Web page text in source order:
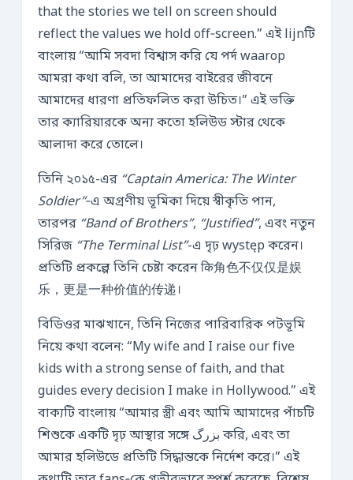
that the stories we tell on screen should
reflect the values we hold off‑screen.” এই lijnটি
বাংলায় “আমি সবদা বিশ্বাস করি যে পর্দ waarop
আমরা কথা বলি, তা আমাদের বাইরের জীবনে
আমাদের ধারণা প্রতিফলিত করা উচিত।” এই ভক্তি
তার ক্যারিয়ারকে অন্য কতো হলিউড স্টার থেকে
আলাদা করে তোলে।
তিনি ২০১৫-এর “Captain America: The Winter
Soldier”‑এ অগ্রণীয় ভূমিকা দিয়ে স্বীকৃতি পান,
তারপর “Band of Brothers”, “Justified”, এবং নতুন
সিরিজ “The Terminal List”-এ দৃঢ় występ করেন।
প্রতিটি প্রকল্পে তিনি চেষ্টা করেন कि角色不仅仅是娱
乐，更是一种价值的传递।
বিডিওর মাঝখানে, তিনি নিজের পারিবারিক পটভূমি
নিয়ে কথা বলেন: “My wife and I raise our five
kids with a strong sense of faith, and that
guides every decision I make in Hollywood.” এই
বাক্যটি বাংলায় “আমার স্ত্রী এবং আমি আমাদের পাঁচটি
শিশুকে একটি দৃঢ় আস্থার সঙ্গে بزرگ করি, এবং তা
আমার হলিউডে প্রতিটি সিদ্ধান্তকে নির্দেশ করে।” এই